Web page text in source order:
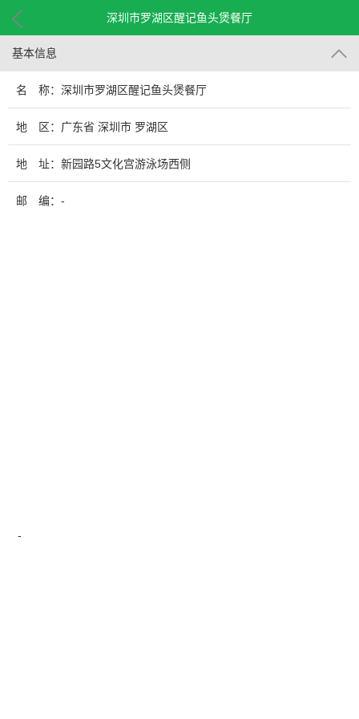
深圳市罗湖区醒记鱼头煲餐厅
基本信息
名 称：深圳市罗湖区醒记鱼头煲餐厅
地 区：广东省 深圳市 罗湖区
地 址：新园路5文化宫游泳场西侧
邮 编：-
-